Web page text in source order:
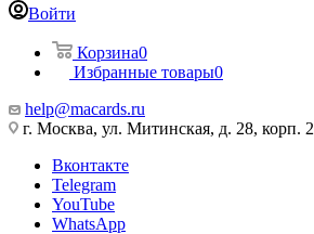
Войти
Корзина0
Избранные товары0
help@macards.ru
г. Москва, ул. Митинская, д. 28, корп. 2
Вконтакте
Telegram
YouTube
WhatsApp